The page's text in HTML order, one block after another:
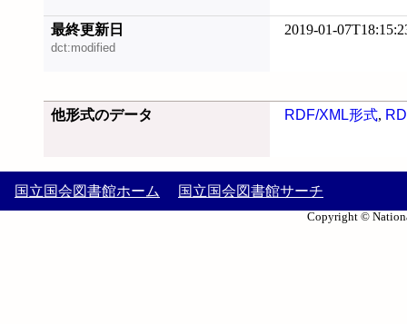
最終更新日
dct:modified
2019-01-
他形式のデータ RDF/XML形式,
国立国会図書館ホーム 国立国会図書館サーチ
Copyright ©